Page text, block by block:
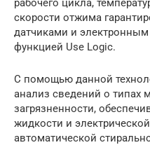
скорости отжима
датчиками и
функцией Use Logic.
С помощью данной
анализ сведений о типах
загрязненности,
жидкости и
автоматической